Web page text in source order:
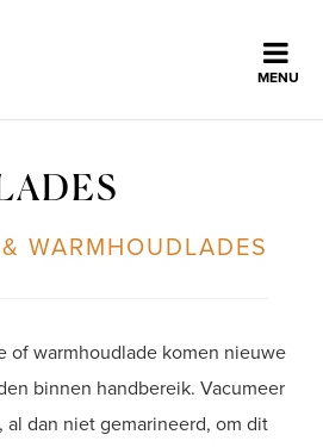
MENU
WARMHOUDLADES
of warmhoudlade komen nieuwe
binnen handbereik. Vacumeer
al dan niet gemarineerd, om dit